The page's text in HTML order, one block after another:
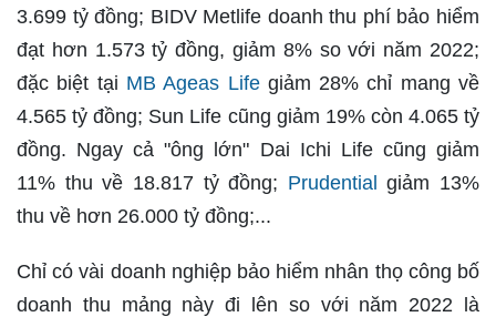
3.699 tỷ đồng; BIDV Metlife doanh thu phí bảo hiểm
đạt hơn 1.573 tỷ đồng, giảm 8% so với năm 2022;
đặc biệt tại MB Ageas Lifegiảm 28% chỉ mang về
4.565 tỷ đồng; Sun Life cũng giảm 19% còn 4.065 tỷ
đồng. Ngay cả "ông lớn" Dai Ichi Life cũng giảm
11% thu về 18.817 tỷ đồng; Prudential giảm 13%
thu về hơn 26.000 tỷ đồng;...
Chỉ có vài doanh nghiệp bảo hiểm nhân thọ công bố
doanh thu mảng này đi lên so với năm 2022 là